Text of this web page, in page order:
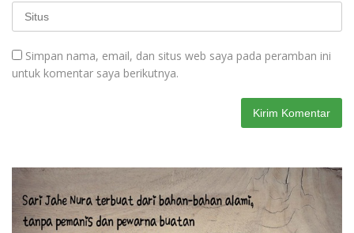
Simpan nama, email, dan situs web saya pada peramban ini
untuk komentar saya berikutnya.